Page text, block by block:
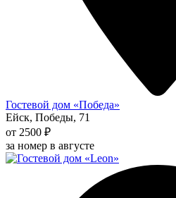
Гостевой дом «Победа»
Ейск, Победы, 71
от 2500 ₽
за номер в августе